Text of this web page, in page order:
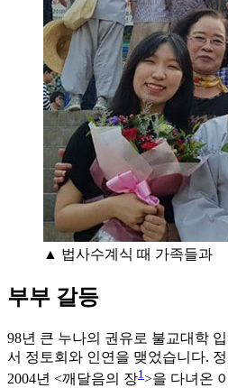
▲ 법사수계식 때 가족들과
부부 갈등
98년 큰 누나의 권유로 불교대학
서 정토회와 인연을 맺었습니다.
2004년 <깨달음의 장1 >을 다녀온